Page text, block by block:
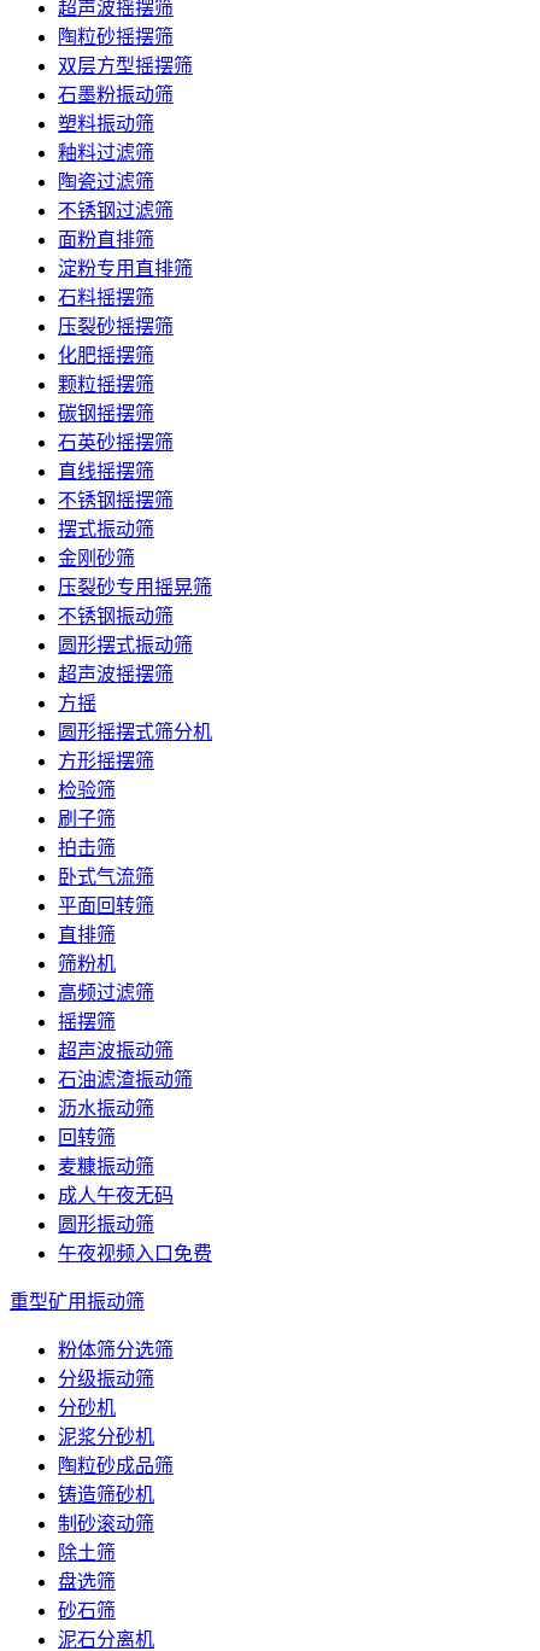
超声波摇摆筛
陶粒砂摇摆筛
双层方型摇摆筛
石墨粉振动筛
塑料振动筛
釉料过滤筛
陶瓷过滤筛
不锈钢过滤筛
面粉直排筛
淀粉专用直排筛
石料摇摆筛
压裂砂摇摆筛
化肥摇摆筛
颗粒摇摆筛
碳钢摇摆筛
石英砂摇摆筛
直线摇摆筛
不锈钢摇摆筛
摆式振动筛
金刚砂筛
压裂砂专用摇晃筛
不锈钢振动筛
圆形摆式振动筛
超声波摇摆筛
方摇
圆形摇摆式筛分机
方形摇摆筛
检验筛
刷子筛
拍击筛
卧式气流筛
平面回转筛
直排筛
筛粉机
高频过滤筛
摇摆筛
超声波振动筛
石油滤渣振动筛
沥水振动筛
回转筛
麦糠振动筛
成人午夜无码
圆形振动筛
午夜视频入口免费
重型矿用振动筛
粉体筛分选筛
分级振动筛
分砂机
泥浆分砂机
陶粒砂成品筛
铸造筛砂机
制砂滚动筛
除土筛
盘选筛
砂石筛
泥石分离机